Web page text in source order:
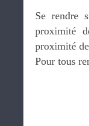
Se rendre
proximité
proximité
Pour tous